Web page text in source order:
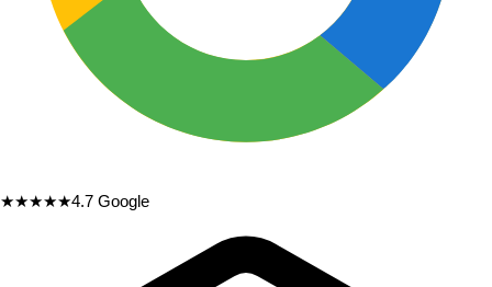
★★★★★4.7 Google